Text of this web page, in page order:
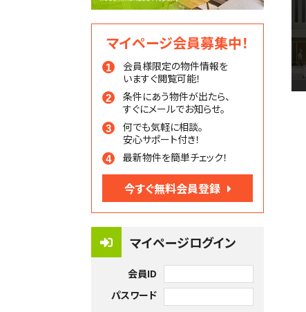
マイページ会員募集中！
会員様限定の物件情報を
いますぐ閲覧可能！
条件にあう物件が出たら、
すぐにメールでお知らせ。
何でも気軽に相談。
安心サポート付き！
最新物件を簡単チェック！
今すぐ無料会員登録
マイページログイン
会員ID
パスワード